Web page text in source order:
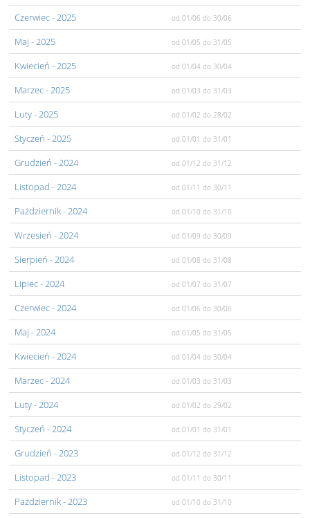
Czerwiec- 2025 od 01/06 do 30/06
Maj - 2025 od 01/05 do 31/05
Kwiecień - 2025 od 01/04 do 30/04
Marzec- 2025 od 01/03 do 31/03
Luty- 2025 od 01/02 do 28/02
Styczeń - 2025 od 01/01 do 31/01
Grudzień - 2024 od 01/12 do 31/12
Listopad - 2024 od 01/11 do 30/11
Pażdziernik- 2024 od 01/10 do 31/10
Wrzesień - 2024 od 01/09 do 30/09
Sierpień - 2024 od 01/08 do 31/08
Lipiec- 2024 od 01/07 do 31/07
Czerwiec- 2024 od 01/06 do 30/06
Maj - 2024 od 01/05 do 31/05
Kwiecień - 2024 od 01/04 do 30/04
Marzec- 2024 od 01/03 do 31/03
Luty- 2024 od 01/02 do 29/02
Styczeń - 2024 od 01/01 do 31/01
Grudzień - 2023 od 01/12 do 31/12
Listopad - 2023 od 01/11 do 30/11
Pażdziernik- 2023 od 01/10 do 31/10